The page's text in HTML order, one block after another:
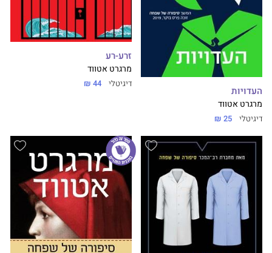
העדויות
מרגרט אטווד
דיגיטלי 25 ₪
זרע-רע
מרגרט אטווד
דיגיטלי 44 ₪